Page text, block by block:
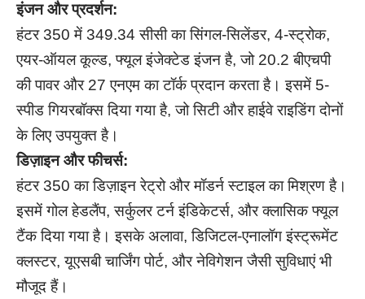
इंजन और प्रदर्शन:
हंटर 350 में 349.34 सीसी का सिंगल-सिलेंडर, 4-स्ट्रोक,
एयर-ऑयल कूल्ड, फ्यूल इंजेक्टेड इंजन है, जो 20.2 बीएचपी
की पावर और 27 एनएम का टॉर्क प्रदान करता है। इसमें 5-
स्पीड गियरबॉक्स दिया गया है, जो सिटी और हाईवे राइडिंग दोनों
के लिए उपयुक्त है।
डिज़ाइन और फीचर्स:
हंटर 350 का डिज़ाइन रेट्रो और मॉडर्न स्टाइल का मिश्रण है।
इसमें गोल हेडलैंप, सर्कुलर टर्न इंडिकेटर्स, और क्लासिक फ्यूल
टैंक दिया गया है। इसके अलावा, डिजिटल-एनालॉग इंस्ट्रूमेंट
क्लस्टर, यूएसबी चार्जिंग पोर्ट, और नेविगेशन जैसी सुविधाएं भी
मौजूद हैं।